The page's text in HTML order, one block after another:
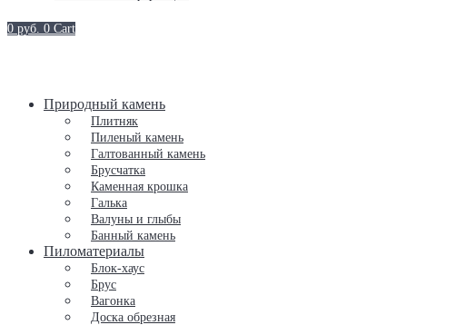
0 руб. 0 Cart
Природный камень
Плитняк
Пиленый камень
Галтованный камень
Брусчатка
Каменная крошка
Галька
Валуны и глыбы
Банный камень
Пиломатериалы
Блок-хаус
Брус
Вагонка
Доска обрезная